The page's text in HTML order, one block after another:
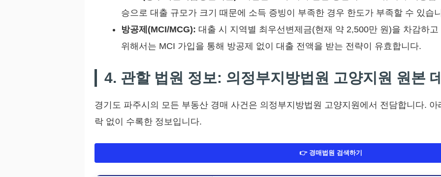
승으로 대출 규모가 크기 때문에 소득 증빙이 부족한 경우 한도가 부족할 수 있습
방공제(MCI/MCG): 대출 시 지역별 최우선변제금(현재 약 2,500만 원)을 차감하
위해서는 MCI 가입을 통해 방공제 없이 대출 전액을 받는 전략이 유효합니다.
4. 관할 법원 정보: 의정부지방법원 고양지원 원본
경기도 파주시의 모든 부동산 경매 사건은 의정부지방법원 고양지원에서 전담합니다.
락 없이 수록한 정보입니다.
👉 경매법원 검색하기